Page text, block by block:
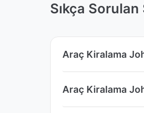
Sıkça
Araç Kiralama
Araç Kiralama